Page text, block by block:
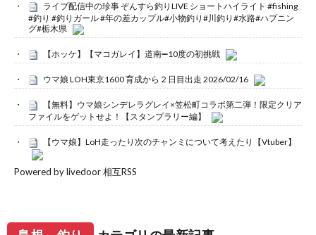
ライブ配信中の珍事 ぞんすら釣りLIVE ショートハイライト #fishing
#釣り #釣りガール #年の差カップル#小物釣り#川釣り#水路#ハプニン
グ#栃木県
【ホッケ】【マコガレイ】道南➖10度の初挑戦
ウマ娘 LOH東京1600 育成から２日目出走 2026/02/16
【無料】ウマ娘シンデレラグレイ×笠松町コラボ第二弾！限定クリア
ファイルをゲットせよ！【スタンプラリー編】
【ウマ娘】LoH走ったり次のチャンミについて考えたり【Vtuber】
Powered by livedoor 相互RSS